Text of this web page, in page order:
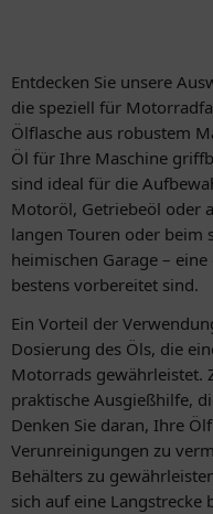
Entdecken Sie unsere
die speziell für
Ölflasche aus robustem
Öl für Ihre Maschine
sind ideal für die
Motoröl, Getriebeöl oder
langen Touren oder beim
heimischen Garage –
bestens vorbereitet sind.
Ein Vorteil der
Dosierung des Öls, die
Motorrads gewährleistet.
praktische Ausgießhilfe,
Denken Sie daran, Ihre
Verunreinigungen zu
Behälters zu
sich auf eine Langstrecke